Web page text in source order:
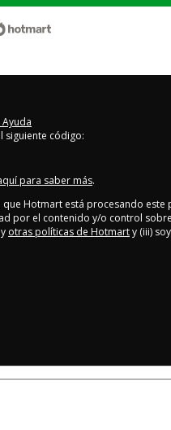
siguiente código:
para saber más.
Hotmart está procesando este
por el contenido y/o control
y otras políticas de Hotmarty (iii)